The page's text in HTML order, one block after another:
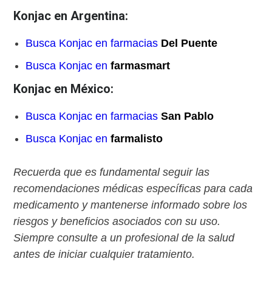
Konjac en Argentina:
Busca Konjac en farmacias Del Puente
Busca Konjac enfarmasmart
Konjac en México:
Busca Konjac en farmaciasSan Pablo
Busca Konjac enfarmalisto
Recuerda que es fundamental seguir las
recomendaciones médicas específicas para cada
medicamento y mantenerse informado sobre los
riesgos y beneficios asociados con su uso.
Siempre consulte a un profesional de la salud
antes de iniciar cualquier tratamiento.